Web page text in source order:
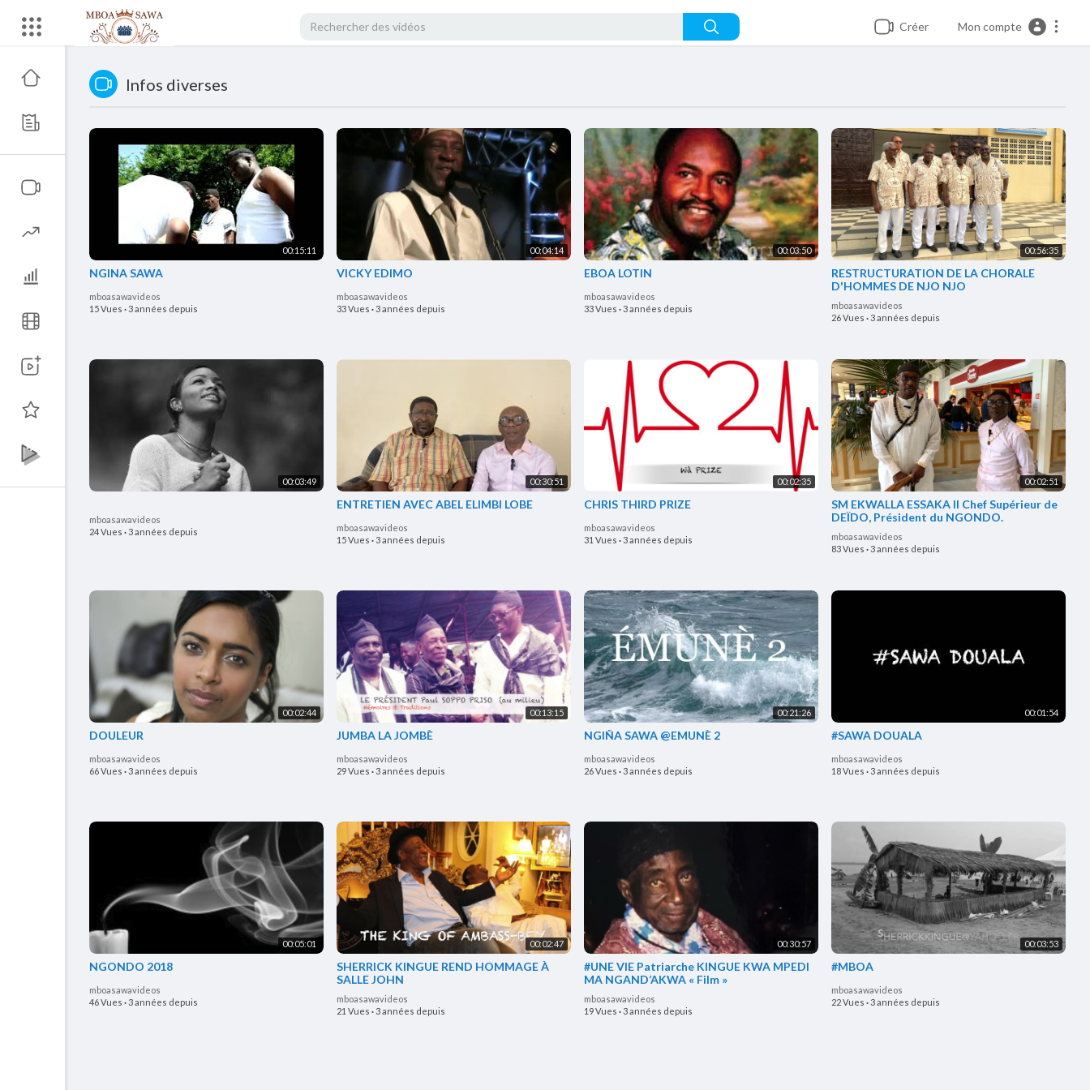
Créer Mon compte
Infos diverses
00:15:11
NGINA SAWA
mboasawavideos
15 Vues · 3 années depuis
00:04:14
VICKY EDIMO
mboasawavideos
33 Vues · 3 années depuis
00:03:50
EBOA LOTIN
mboasawavideos
33 Vues · 3 années depuis
00:56:35
RESTRUCTURATION DE LA CHORALE
D'HOMMES DE NJO NJO
mboasawavideos
26 Vues · 3 années depuis
00:03:49
mboasawavideos
24 Vues · 3 années depuis
00:30:51
ENTRETIEN AVEC ABEL ELIMBI LOBE
mboasawavideos
15 Vues · 3 années depuis
00:02:35
CHRIS THIRD PRIZE
mboasawavideos
31 Vues · 3 années depuis
00:02:51
SM EKWALLA ESSAKA II Chef Supérieur de
DEÏDO, Président du NGONDO.
mboasawavideos
83 Vues · 3 années depuis
00:02:44
DOULEUR
mboasawavideos
66 Vues · 3 années depuis
00:13:15
JUMBA LA JOMBÈ
mboasawavideos
29 Vues · 3 années depuis
00:21:26
NGIÑA SAWA @EMUNÈ 2
mboasawavideos
26 Vues · 3 années depuis
00:01:54
#SAWA DOUALA
mboasawavideos
18 Vues · 3 années depuis
00:05:01
NGONDO 2018
mboasawavideos
46 Vues · 3 années depuis
00:02:47
SHERRICK KINGUE REND HOMMAGE À
SALLE JOHN
mboasawavideos
21 Vues · 3 années depuis
00:30:57
#UNE VIE Patriarche KINGUE KWA MPEDI
MA NGAND’AKWA « Film »
mboasawavideos
19 Vues · 3 années depuis
00:03:53
#MBOA
mboasawavideos
22 Vues · 3 années depuis